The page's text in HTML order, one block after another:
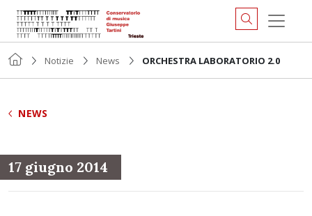
Notizie News ORCHESTRA LABORATORIO 2.0
NEWS
17 giugno 2014